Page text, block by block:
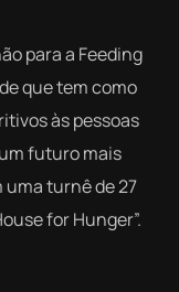
para a Feeding
que tem como
às pessoas
futuro mais
uma turnê de 27
for Hunger”.